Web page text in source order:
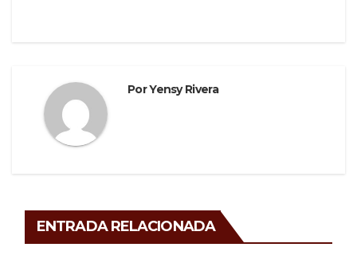
PorYensy Rivera
ENTRADA RELACIONADA